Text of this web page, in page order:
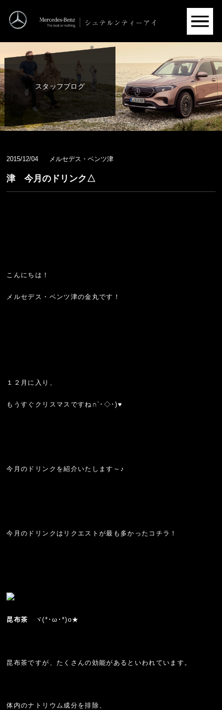
スタッフブログ
2015/12/04 メルセデス・ベンツ津
津 今月のドリンク△
こんにちは！
メルセデス・ベンツ津の金丸です！
１２月に入り、
もうすぐクリスマスですね∩`･◇･)♥
今月のドリンクを紹介いたします～♪
今月のドリンクはリクエストが最も多かったコチラ！
昆布茶 ヾ(*･ω･*)o★
昆布茶ですが、たくさんの効能があるといわれています。
体内のナトリウム成分を排除、